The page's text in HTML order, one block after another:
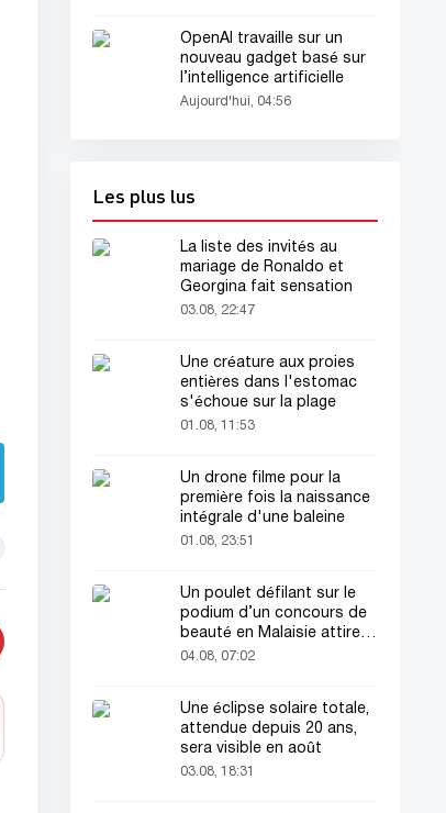
OpenAI travaille sur un
nouveau gadget basé sur
l’intelligence artificielle
Aujourd'hui, 04:56
Les plus lus
La liste des invités au
mariage de Ronaldo et
Georgina fait sensation
03.08, 22:47
Une créature aux proies
entières dans l'estomac
s'échoue sur la plage
01.08, 11:53
Un drone filme pour la
première fois la naissance
intégrale d'une baleine
01.08, 23:51
Un poulet défilant sur le
podium d’un concours de
beauté en Malaisie attire
l’attention du public
04.08, 07:02
Une éclipse solaire totale,
attendue depuis 20 ans,
sera visible en août
03.08, 18:31